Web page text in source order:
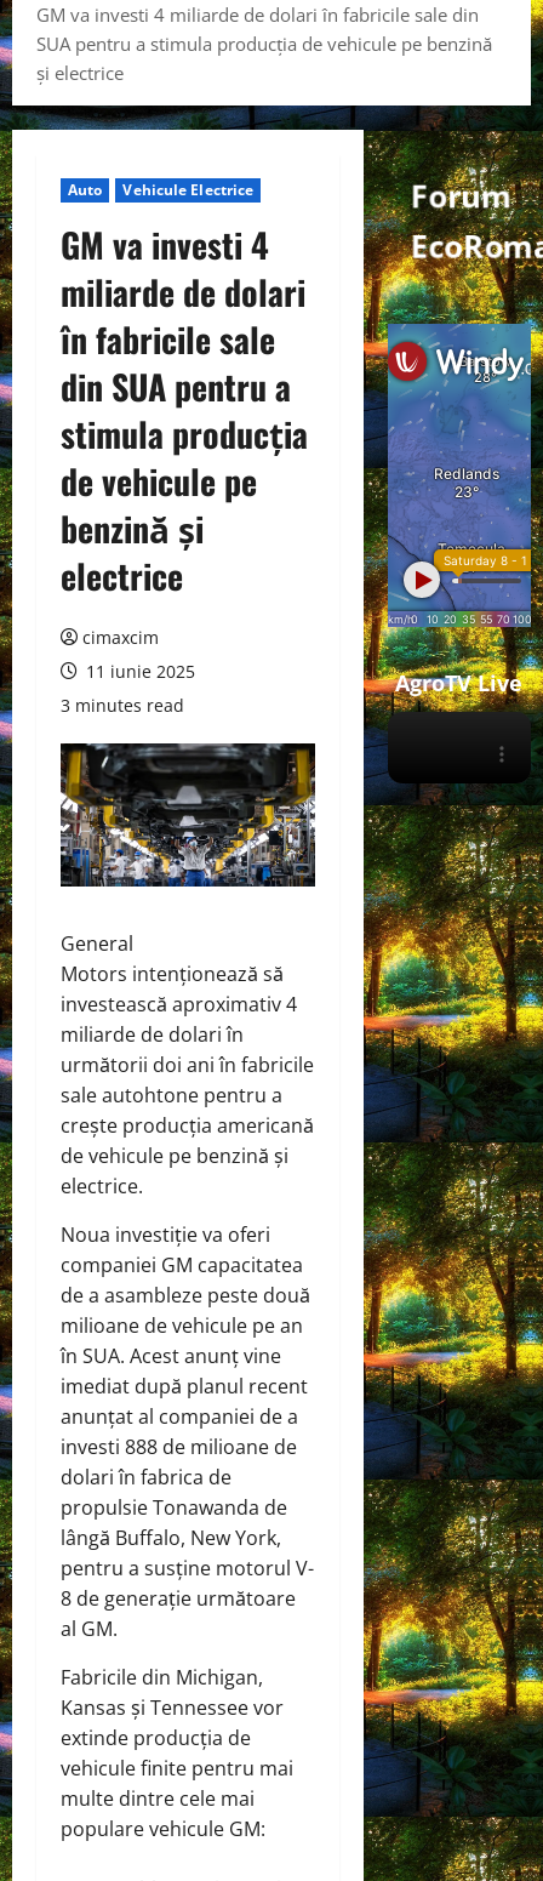
GM va investi 4 miliarde de dolari în fabricile sale din
SUA pentru a stimula producția de vehicule pe benzină
și electrice
Auto Vehicule Electrice
GM va investi 4
miliarde de dolari
în fabricile sale
din SUA pentru a
stimula producția
de vehicule pe
benzină și
electrice
cimaxcim
11 iunie 2025
3 minutes read
General
Motors intenționează să
investească aproximativ 4
miliarde de dolari în
următorii doi ani în fabricile
sale autohtone pentru a
crește producția americană
de vehicule pe benzină și
electrice.
Noua investiție va oferi
companiei GM capacitatea
de a asambleze peste două
milioane de vehicule pe an
în SUA. Acest anunț vine
imediat după planul recent
anunțat al companiei de a
investi 888 de milioane de
dolari în fabrica de
propulsie Tonawanda de
lângă Buffalo, New York,
pentru a susține motorul V-
8 de generație următoare
al GM.
Fabricile din Michigan,
Kansas și Tennessee vor
extinde producția de
vehicule finite pentru mai
multe dintre cele mai
populare vehicule GM:
Forum
AgroTV Live